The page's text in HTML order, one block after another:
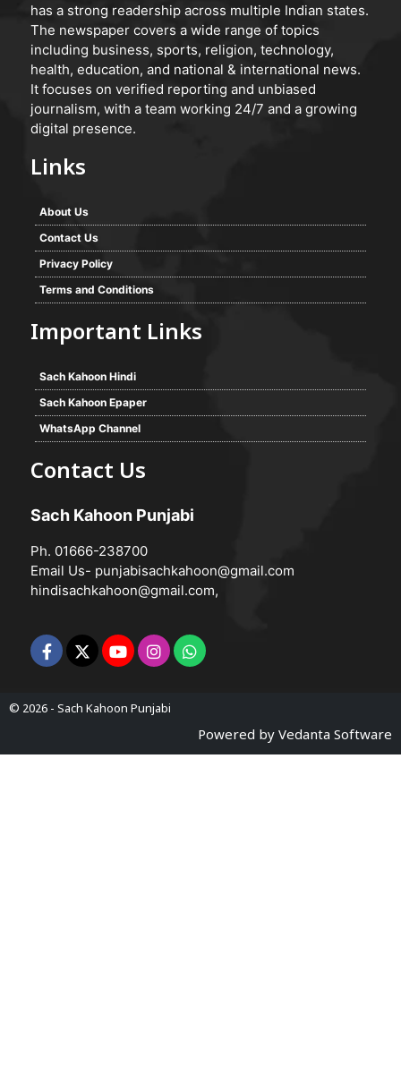
has a strong readership across multiple Indian states.
The newspaper covers a wide range of topics
including business, sports, religion, technology,
health, education, and national & international news.
It focuses on verified reporting and unbiased
journalism, with a team working 24/7 and a growing
digital presence.
Links
About Us
Contact Us
Privacy Policy
Terms and Conditions
Important Links
Sach Kahoon Hindi
Sach Kahoon Epaper
WhatsApp Channel
Contact Us
Sach Kahoon Punjabi
Ph. 01666-238700
Email Us- punjabisachkahoon@gmail.com
hindisachkahoon@gmail.com,
© 2026 - Sach Kahoon Punjabi
Powered by Vedanta Software